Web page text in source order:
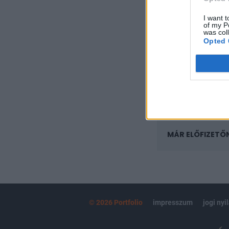
I want
of my
was
Opted
regisztrációhoz
Az előfizetés a
Portfolio.hu
kötéslistái
MÁR
© 2026 Portfolio impresszum jogi